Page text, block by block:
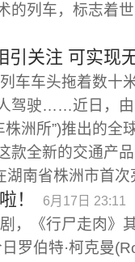
的列车，标志着
引关注 可实现
车车头拖着数十
驾驶……近日，
洲所”)推出的全
款全新的交通产
湖南省株洲市首
！ 6月17日 23:11
《行尸走肉》
罗伯特·柯克曼